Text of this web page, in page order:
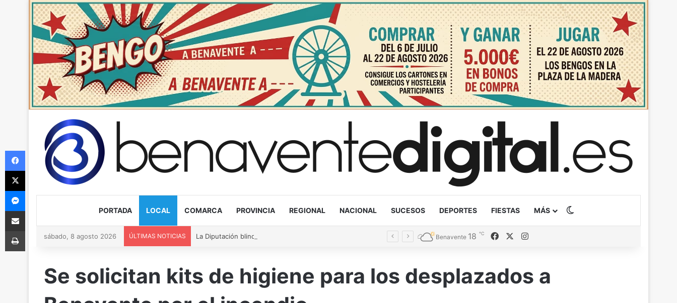
PORTADA LOCAL COMARCA PROVINCIA REGIONAL NACIONAL SUCESOS DEPORTES FIESTAS MÁS
sábado, 8 agosto 2026 ÚLTIMAS NOTICIAS Benavente 18 ℃ FacebookInstagram
Se solicitan kits de higiene para los desplazados a
Facebook
X
Messenger
Compartir via Email